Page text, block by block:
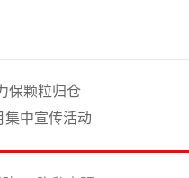
保颗粒归仓
集中宣传活动